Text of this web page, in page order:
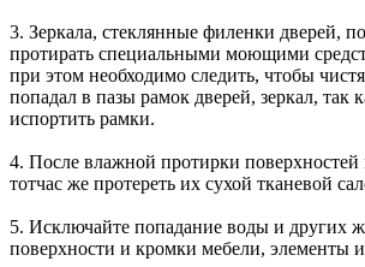
3. Зеркала, стеклянные филенки дверей,
протирать специальными моющими
при этом необходимо следить, чтобы
попадал в пазы рамок дверей, зеркал, так
испортить рамки.
4. После влажной протирки поверхностей
тотчас же протереть их сухой тканевой
5. Исключайте попадание воды и других
поверхности и кромки мебели, элементы